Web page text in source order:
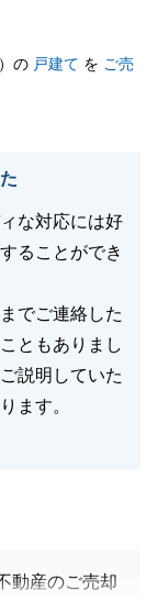
）の 戸建て を ご売
な対応には好
ることができ
でご連絡した
ともありまし
説明していた
ます。
動産のご売却